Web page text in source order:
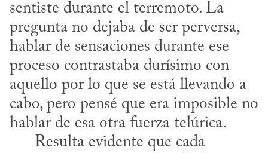
sentiste durante el terremoto. La
pregunta no dejaba de ser perversa,
hablar de sensaciones durante ese
proceso contrastaba durísimo con
aquello por lo que se está llevando a
cabo, pero pensé que era imposible no
hablar de esa otra fuerza telúrica.